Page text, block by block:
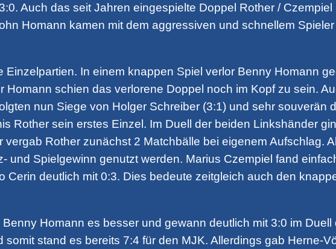
Auch das seit Jahren eingespielte Doppel Rother /
Homann kamen mit dem aggressiven und schnellem
Einzelpartien. In einem knappen Spiel verlor Benny Homann
Homann schien das verlorene Doppel noch im Kopf zu sein.
nun Siege von Holger Schreiber (3:1) und sehr souverän
Rother sein erstes Einzel. Im Duell der beiden Linkshänder
Rother zunächst 2 Matchbälle bei eigenem Aufschlag.
und Spielgewinn genutzt werden. Marius Czempiel fand
Cerin deutlich mit 0:3. Dies bedeute zeitgleich auch den
Homann es besser und gewann deutlich mit 3:0 im Duell
somit stand es bereits 7:4 für den MJK. Allerdings gab Herne-